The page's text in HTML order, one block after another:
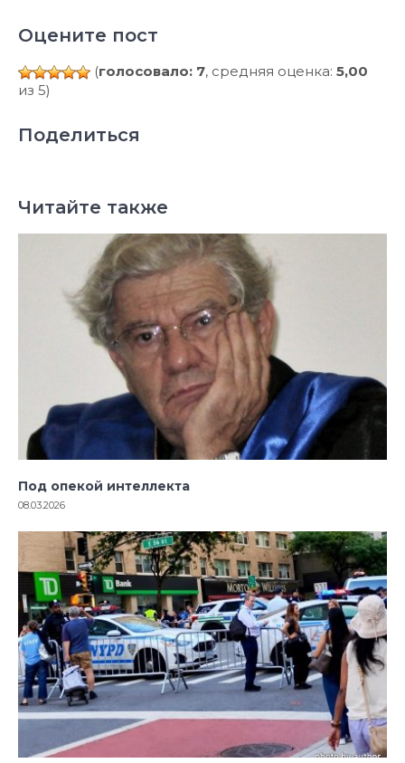
Оцените пост
(голосовало: 7, средняя оценка: 5,00
из 5)
Поделиться
Читайте также
Под опекой интеллекта
08.03.2026